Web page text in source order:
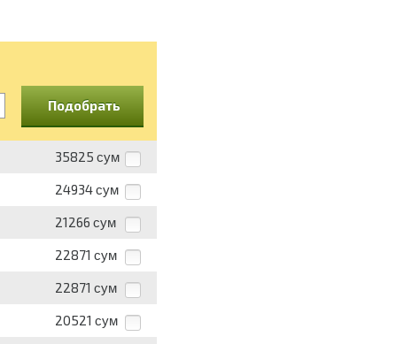
Подобрать
35825 сум
24934 сум
21266 сум
22871 сум
22871 сум
20521 сум